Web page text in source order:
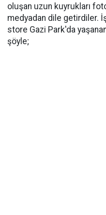
oluşan uzun kuyrukları
medyadan dile getirdiler.
store Gazi Park'da
şöyle;